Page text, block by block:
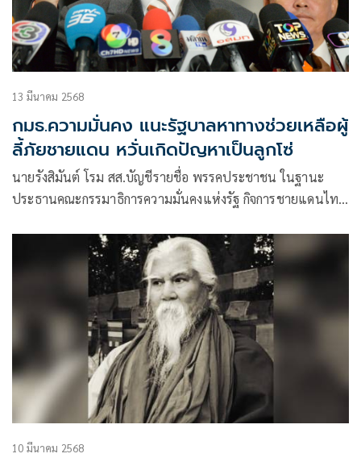
13 มีนาคม 2568
กมธ.ความมั่นคง แนะรัฐบาลหาทางช่วยเหลือผู้
ลี้ภัยชายแดน หวั่นเกิดปัญหาเป็นลูกโซ่
นายรังสิมันต์ โรม สส.บัญชีรายชื่อ พรรคประชาชน ในฐานะ
ประธานคณะกรรมาธิการความมั่นคงแห่งรัฐ กิจการชายแดนไทย
สัมภาษณ์ก่อนการประชุมคณะกรรมาธิการฯ
10 มีนาคม 2568